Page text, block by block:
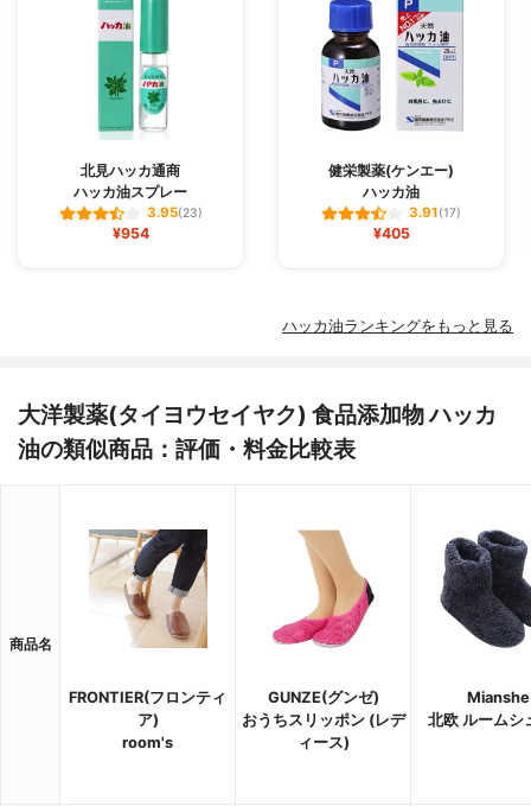
北見ハッカ通商
ハッカ油スプレー
3.95(23)
¥954
健栄製薬(ケンエー)
ハッカ油
3.91(17)
¥405
ハッカ油ランキングをもっと見る
大洋製薬(タイヨウセイヤク) 食品添加物 ハッカ
油の類似商品：評価・料金比較表
商品名
FRONTIER(フロンティ
ア)
room's
GUNZE(グンゼ)
おうちスリッポン (レデ
ィース)
Mianshe
北欧 ルームシ